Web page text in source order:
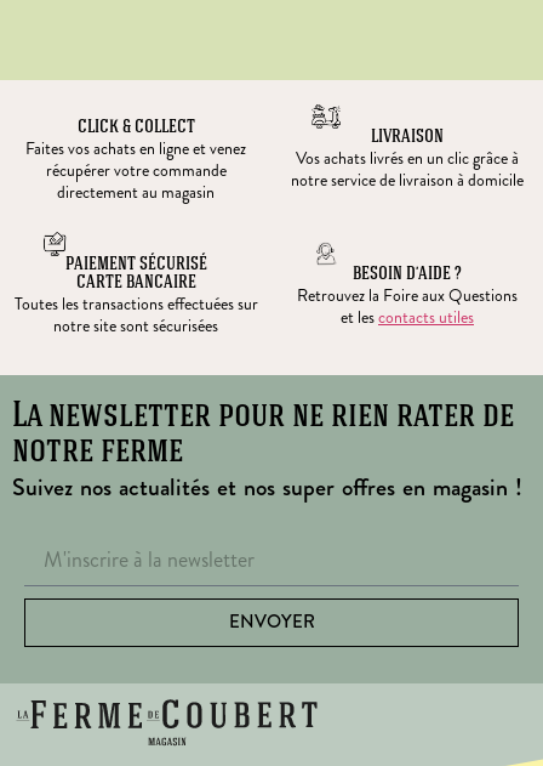
CLICK & COLLECT
Faites vos achats en ligne et venez
récupérer votre commande
directement au magasin
LIVRAISON
Vos achats livrés en un clic grâce à
notre service de livraison à domicile
PAIEMENT SÉCURISÉ
CARTE BANCAIRE
Toutes les transactions effectuées sur
notre site sont sécurisées
BESOIN D’AIDE ?
Retrouvez la Foire aux Questions
et lescontacts utiles
La newsletter pour ne rien rater de
notre ferme
Suivez nos actualités et nos super offres en magasin !
ENVOYER